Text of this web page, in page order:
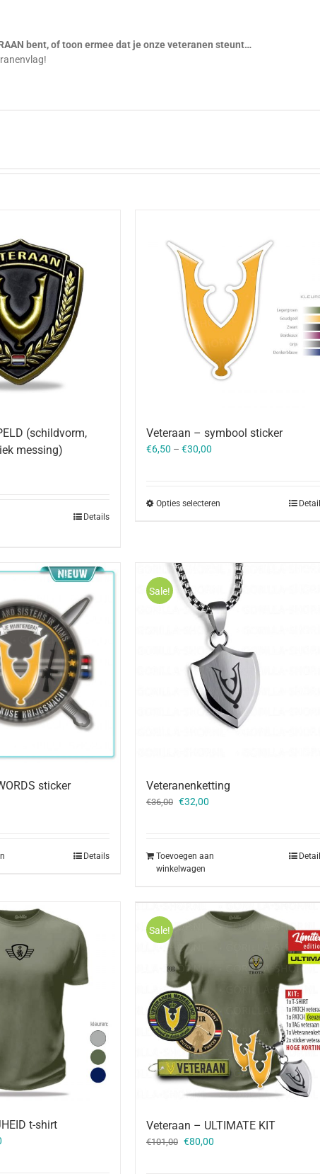
bent, of toon ermee dat je onze veteranen steunt…
(schildvorm,
messing)
Details
Veteraan – symbool sticker
€6,50 – €30,00
Opties selecteren
sticker
Details
Sale!
Veteranenketting
€36,00 Oorspronkelijke
€32,00
Toevoegen aan
winkelwagen
t-shirt
Sale!
Veteraan – ULTIMATE KIT
€101,00 Oorspronkelijke
€80,00